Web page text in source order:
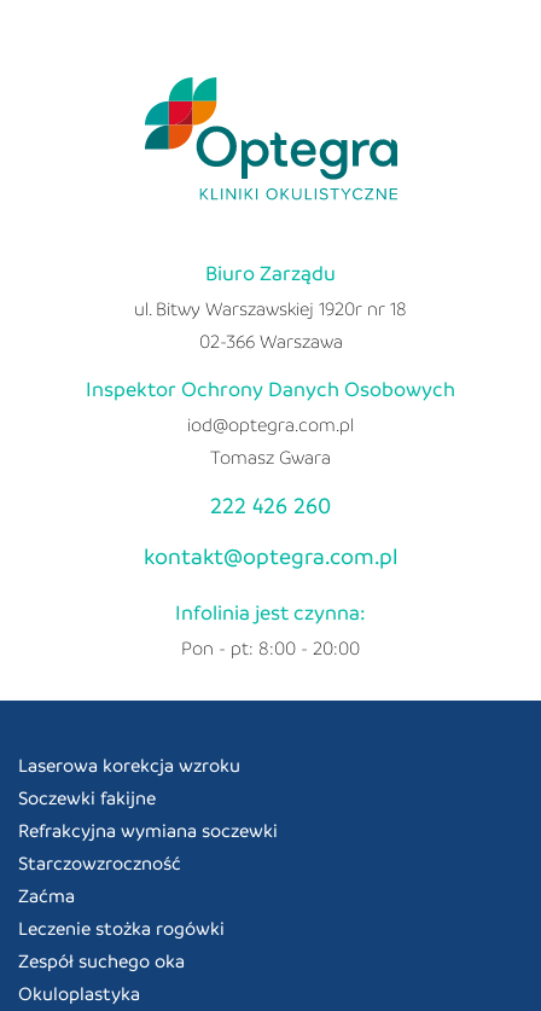
Biuro Zarządu
ul. Bitwy Warszawskiej 1920r nr 18
02-366 Warszawa
Inspektor Ochrony Danych Osobowych
iod@optegra.com.pl
Tomasz Gwara
222 426 260
kontakt@optegra.com.pl
Infolinia jest czynna:
Pon - pt: 8:00 - 20:00
Laserowa korekcja wzroku
Soczewki fakijne
Refrakcyjna wymiana soczewki
Starczowzroczność
Zaćma
Leczenie stożka rogówki
Zespół suchego oka
Okuloplastyka